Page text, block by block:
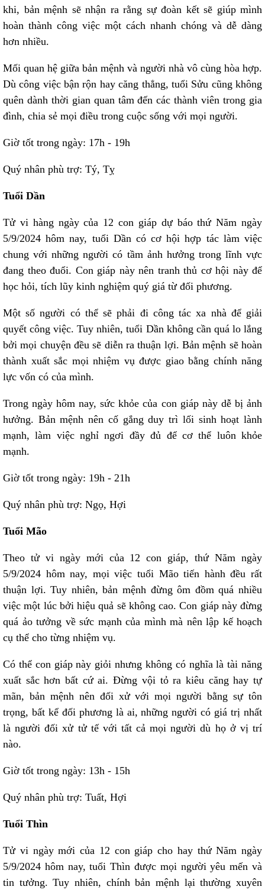
khi, bản mệnh sẽ nhận ra rằng sự đoàn kết sẽ giúp mình
hoàn thành công việc một cách nhanh chóng và dễ dàng
hơn nhiều.
Mối quan hệ giữa bản mệnh và người nhà vô cùng hòa hợp.
Dù công việc bận rộn hay căng thẳng, tuổi Sửu cũng không
quên dành thời gian quan tâm đến các thành viên trong gia
đình, chia sẻ mọi điều trong cuộc sống với mọi người.
Giờ tốt trong ngày: 17h - 19h
Quý nhân phù trợ: Tý, Tỵ
Tuổi Dần
Tử vi hàng ngày của 12 con giáp dự báo thứ Năm ngày
5/9/2024 hôm nay, tuổi Dần có cơ hội hợp tác làm việc
chung với những người có tầm ảnh hưởng trong lĩnh vực
đang theo đuổi. Con giáp này nên tranh thủ cơ hội này để
học hỏi, tích lũy kinh nghiệm quý giá từ đối phương.
Một số người có thể sẽ phải đi công tác xa nhà để giải
quyết công việc. Tuy nhiên, tuổi Dần không cần quá lo lắng
bởi mọi chuyện đều sẽ diễn ra thuận lợi. Bản mệnh sẽ hoàn
thành xuất sắc mọi nhiệm vụ được giao bằng chính năng
lực vốn có của mình.
Trong ngày hôm nay, sức khỏe của con giáp này dễ bị ảnh
hưởng. Bản mệnh nên cố gắng duy trì lối sinh hoạt lành
mạnh, làm việc nghỉ ngơi đầy đủ để cơ thể luôn khỏe
mạnh.
Giờ tốt trong ngày: 19h - 21h
Quý nhân phù trợ: Ngọ, Hợi
Tuổi Mão
Theo tử vi ngày mới của 12 con giáp, thứ Năm ngày
5/9/2024 hôm nay, mọi việc tuổi Mão tiến hành đều rất
thuận lợi. Tuy nhiên, bản mệnh đừng ôm đồm quá nhiều
việc một lúc bởi hiệu quả sẽ không cao. Con giáp này đừng
quá ảo tưởng về sức mạnh của mình mà nên lập kế hoạch
cụ thể cho từng nhiệm vụ.
Có thể con giáp này giỏi nhưng không có nghĩa là tài năng
xuất sắc hơn bất cứ ai. Đừng vội tỏ ra kiêu căng hay tự
mãn, bản mệnh nên đối xử với mọi người bằng sự tôn
trọng, bất kể đối phương là ai, những người có giá trị nhất
là người đối xử tử tế với tất cả mọi người dù họ ở vị trí
nào.
Giờ tốt trong ngày: 13h - 15h
Quý nhân phù trợ: Tuất, Hợi
Tuổi Thìn
Tử vi ngày mới của 12 con giáp cho hay thứ Năm ngày
5/9/2024 hôm nay, tuổi Thìn được mọi người yêu mến và
tin tưởng. Tuy nhiên, chính bản mệnh lại thường xuyên